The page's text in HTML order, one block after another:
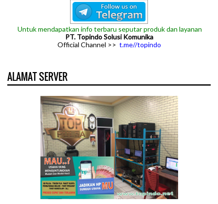
Untuk mendapatkan info terbaru seputar produk dan layanan
PT. Topindo Solusi Komunika
Official Channel >> t.me//topindo
ALAMAT SERVER